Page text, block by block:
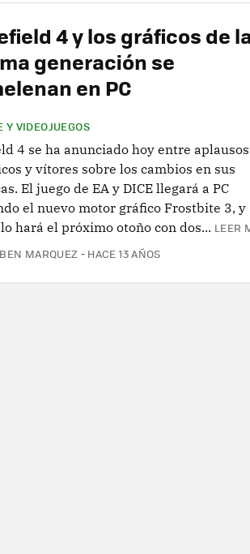
4 y los gráficos de
generación se
en PC
Y VIDEOJUEGOS
4 se ha anunciado hoy entre
y vítores sobre los cambios en sus
El juego de EA y DICE llegará a PC
el nuevo motor gráfico Frostbite 3, y
hará el próximo otoño con dos... LEER
MARQUEZ HACE 13 AÑOS